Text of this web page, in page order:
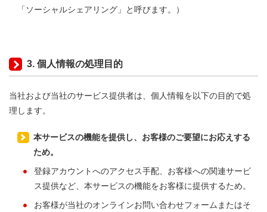
「ソーシャルシェアリング」と呼びます。）
3. 個人情報の処理目的
当社および当社のサービス提供者は、個人情報を以下の目的で処
理します。
本サービスの機能を提供し、お客様のご要望にお応えする
ため。
登録アカウントへのアクセス手配、お客様への関連サービ
ス提供など、本サービスの機能をお客様に提供するため。
お客様が当社のオンラインお問い合わせフォームまたはそ